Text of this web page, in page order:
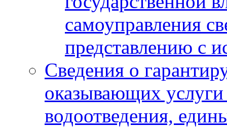
самоуправления
представлению с
Сведения о
оказывающих
водоотведения,